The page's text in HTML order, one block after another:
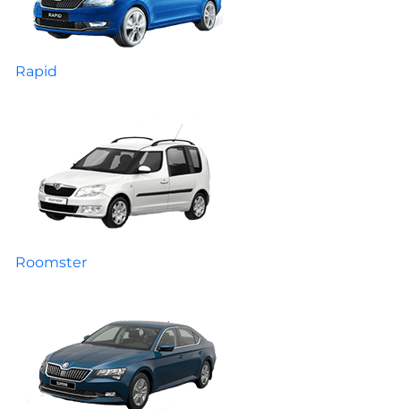
Rapid
Roomster